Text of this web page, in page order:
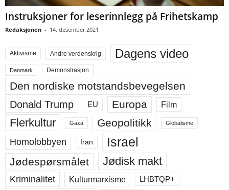
Instruksjoner for leserinnlegg på Frihetskamp
Redaksjonen - 14. desember 2021
Aktivisme Andre verdenskrig Dagens video
Danmark Demonstrasjon
Den nordiske motstandsbevegelsen
Donald Trump EU Europa Film
Flerkultur Gaza Geopolitikk Globalisme
Homolobbyen Iran Israel
Jødespørsmålet Jødisk makt
Kriminalitet Kulturmarxisme LHBTQP+